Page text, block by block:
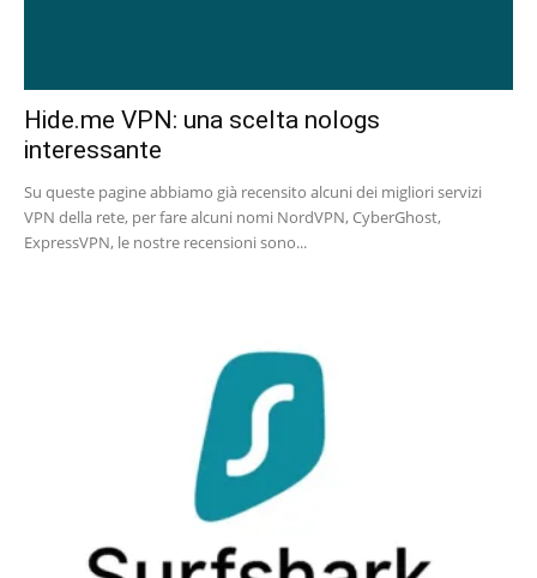
Hide.me VPN: una scelta nologs
interessante
Su queste pagine abbiamo già recensito alcuni dei migliori servizi
VPN della rete, per fare alcuni nomi NordVPN, CyberGhost,
ExpressVPN, le nostre recensioni sono...